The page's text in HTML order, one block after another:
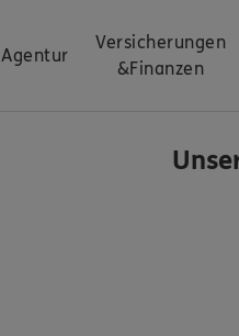
Agentur
Versicherungen
&Finanzen